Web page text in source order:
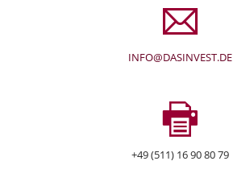
INFO@DASINVEST.DE
+49 (511) 16 90 80 79